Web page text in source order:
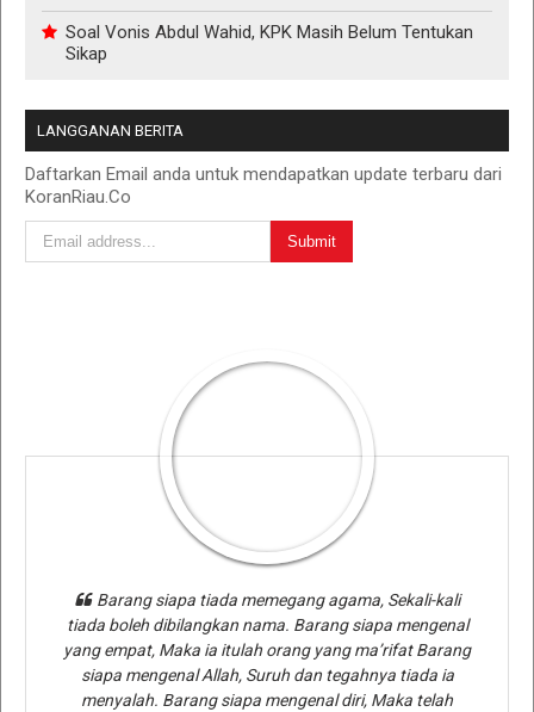
Soal Vonis Abdul Wahid, KPK Masih Belum Tentukan
Sikap
LANGGANAN BERITA
Daftarkan Email anda untuk mendapatkan update terbaru dari
KoranRiau.Co
Barang siapa tiada memegang agama, Sekali-kali
tiada boleh dibilangkan nama. Barang siapa mengenal
yang empat, Maka ia itulah orang yang ma’rifat Barang
siapa mengenal Allah, Suruh dan tegahnya tiada ia
menyalah. Barang siapa mengenal diri, Maka telah